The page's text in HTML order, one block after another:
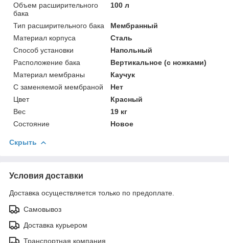
Объем расширительного
бака
100 л
Тип расширительного бака
Мембранный
Материал корпуса
Сталь
Способ установки
Напольный
Расположение бака
Вертикальное (с ножками)
Материал мембраны
Каучук
С заменяемой мембраной
Нет
Цвет
Красный
Вес
19 кг
Состояние
Новое
Скрыть
Условия доставки
Доставка осуществляется только по предоплате.
Самовывоз
Доставка курьером
Транспортная компания